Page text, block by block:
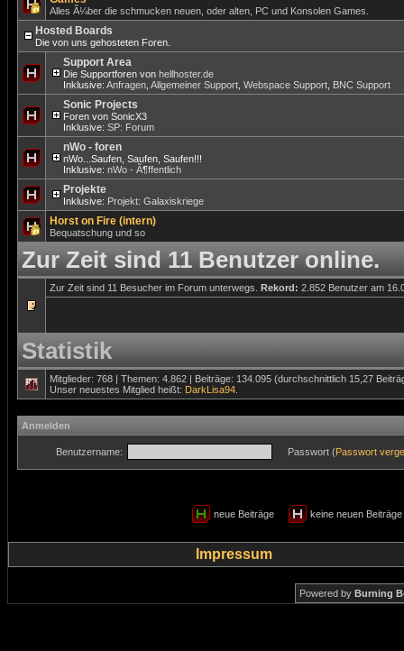
Alles Ã¼ber die schmucken neuen, oder alten, PC und Konsolen Games.
Hosted Boards
Die von uns gehosteten Foren.
Support Area
Die Supportforen von hellhoster.de
Inklusive: Anfragen Allgemeiner Support Webspace Support BNC Support
Sonic Projects
Foren von SonicX3
Inklusive: SP: Forum
nWo - foren
nWo...Saufen, Saufen, Saufen!!!
Inklusive: nWo - Ã¶ffentlich
Projekte
Inklusive: Projekt: Galaxiskriege
Horst on Fire (intern)
Bequatschung und so
Zur Zeit sind 11 Benutzer online.
Zur Zeit sind 11 Besucher im Forum unterwegs. Rekord: 2.852 Benutzer am
Statistik
Mitglieder: 768 | Themen: 4.862 | Beiträge: 134.095 (durchschnittlich 15,27
Unser neuestes Mitglied heißt: DarkLisa94
Anmelden
Benutzername: Passwort (Passwort
neue Beiträge keine neuen
Impressum
Powered by Burning